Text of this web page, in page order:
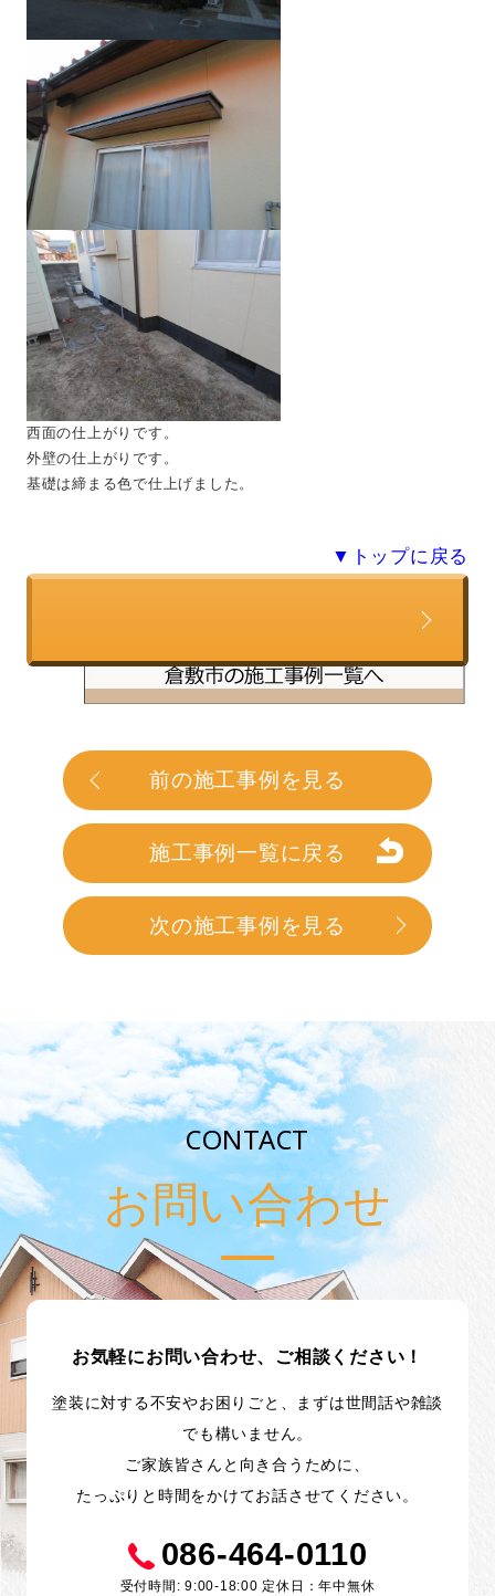
西面の仕上がりです。
外壁の仕上がりです。
基礎は締まる色で仕上げました。
▼トップに戻る
この施工事例と類似の条件で
見積もりを依頼する
前の施工事例を見る
施工事例一覧に戻る
次の施工事例を見る
CONTACT
お問い合わせ
お気軽にお問い合わせ、ご相談ください！
塗装に対する不安やお困りごと、まずは世間話や雑談
でも構いません。
ご家族皆さんと向き合うために、
たっぷりと時間をかけてお話させてください。
086-464-0110
受付時間: 9:00-18:00 定休日：年中無休